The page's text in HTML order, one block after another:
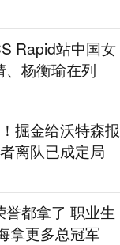
Rapid站中国女
、杨衡瑜在列
掘金给沃特森报
离队已成定局
都拿了 职业生
拿更多总冠军